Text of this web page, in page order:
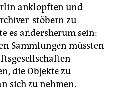
anklopften und
stöbern zu
es andersherum sein:
Sammlungen müssten
die Objekte zu
sich zu nehmen.